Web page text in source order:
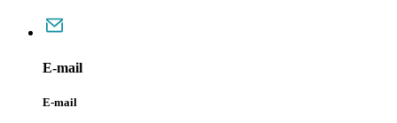
E-mail
E-mail